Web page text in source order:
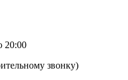
20:00
звонку)